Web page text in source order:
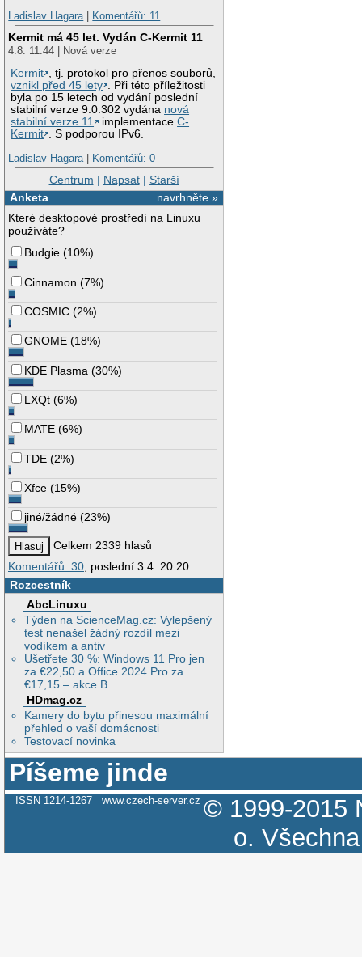
Ladislav Hagara| Komentářů: 11
Kermit má 45 let. Vydán C-Kermit 11
4.8. 11:44 | Nová verze
Kermit , tj. protokol pro přenos souborů,
vznikl před 45 lety . Při této příležitosti
byla po 15 letech od vydání poslední
stabilní verze 9.0.302 vydána nová
stabilní verze 11
implementaceC-
Kermit . S podporou IPv6.
Ladislav Hagara| Komentářů: 0
Centrum | Napsat| Starší
navrhněte »
Anketa
Které desktopové prostředí na Linuxu
používáte?
Budgie (10%)
Cinnamon (7%)
COSMIC (2%)
GNOME (18%)
KDE Plasma (30%)
LXQt (6%)
MATE (6%)
TDE (2%)
Xfce (15%)
jiné/žádné (23%)
Celkem 2339 hlasů
Komentářů: 30 , poslední 3.4. 20:20
Rozcestník
AbcLinuxu
Týden na ScienceMag.cz: Vylepšený
test nenašel žádný rozdíl mezi
vodíkem a antiv
Ušetřete 30 %: Windows 11 Pro jen
za €22,50 a Office 2024 Pro za
€17,15 – akce B
HDmag.cz
Kamery do bytu přinesou maximální
přehled o vaší domácnosti
Testovací novinka
Píšeme jinde
ISSN 1214-1267 www.czech-server.cz © 1999-2015
o.